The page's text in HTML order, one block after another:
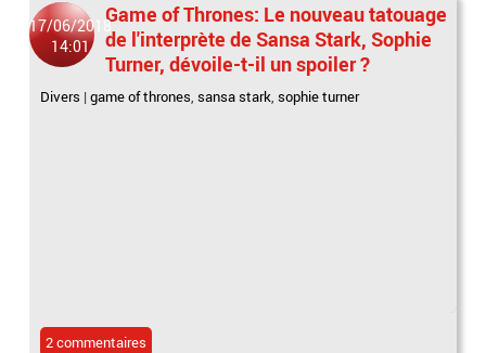
17/06/2018
14:01
Game of Thrones: Le nouveau tatouage
de l'interprète de Sansa Stark, Sophie
Turner, dévoile-t-il un spoiler ?
Divers |game of thrones,sansa stark,sophie turner
2 commentaires